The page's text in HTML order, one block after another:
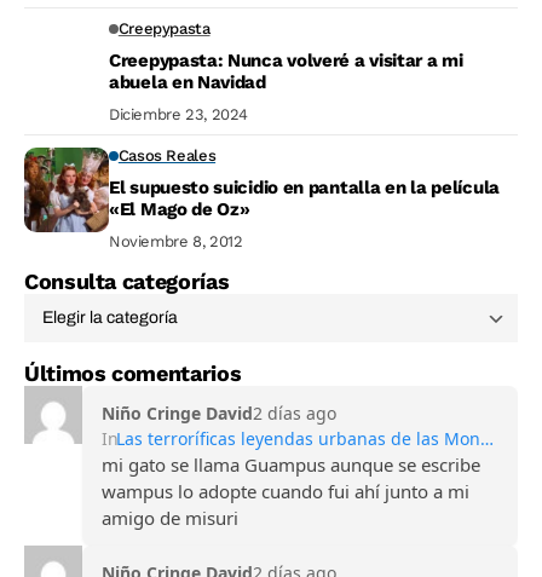
Creepypasta
Creepypasta: Nunca volveré a visitar a mi
abuela en Navidad
Diciembre 23, 2024
Casos Reales
El supuesto suicidio en pantalla en la película
«El Mago de Oz»
Noviembre 8, 2012
Consulta categorías
Últimos comentarios
Niño Cringe David2 días ago
In
Las terroríficas leyendas urbanas de las Montañas Apalaches
mi gato se llama Guampus aunque se escribe
wampus lo adopte cuando fui ahí junto a mi
amigo de misuri